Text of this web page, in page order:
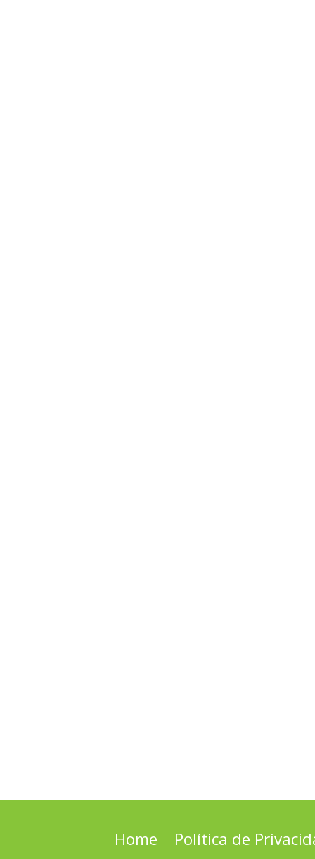
Home Política de